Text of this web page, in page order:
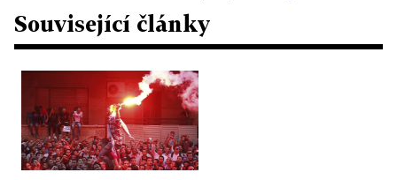
Související články